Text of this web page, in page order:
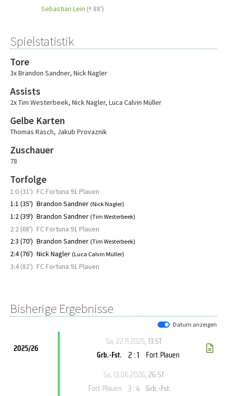
Sebastian Lein ( 88')
Spielstatistik
Tore
3x Brandon Sandner, Nick Nagler
Assists
2x Tim Westerbeek, Nick Nagler, Luca Calvin Müller
Gelbe Karten
Thomas Rasch, Jakub Provaznik
Zuschauer
78
Torfolge
1:0 (31') FC Fortuna 91 Plauen
1:1 (35') Brandon Sandner (Nick Nagler)
1:2 (39') Brandon Sandner (Tim Westerbeek)
2:2 (68') FC Fortuna 91 Plauen
2:3 (70') Brandon Sandner (Tim Westerbeek)
2:4 (76') Nick Nagler (Luca Calvin Müller)
3:4 (82') FC Fortuna 91 Plauen
Bisherige Ergebnisse
Datum anzeigen
2025/26
Sa, 22.11.2025, 13.ST
Grb.-Fst. 2 : 1 Fort. Plauen
Sa, 13.06.2026, 26.ST
Fort. Plauen 3 : 4 Grb.-Fst.